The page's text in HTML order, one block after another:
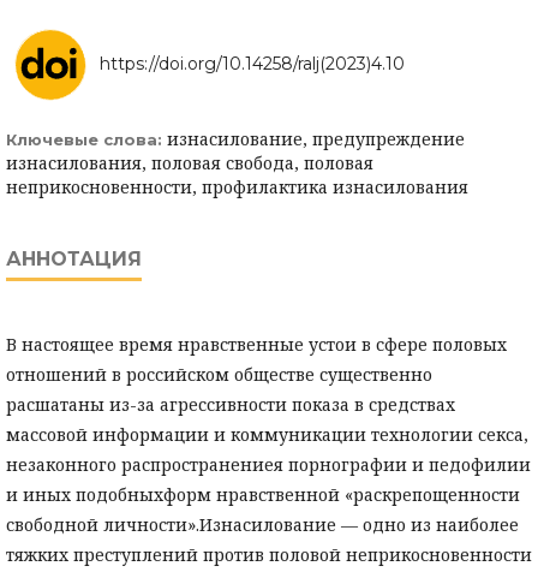
https://doi.org/10.14258/ralj(2023)4.10
Ключевые слова: изнасилование, предупреждение
изнасилования, половая свобода, половая
неприкосновенности, профилактика изнасилования
АННОТАЦИЯ
В настоящее время нравственные устои в сфере половых
отношений в российском обществе существенно
расшатаны из-за агрессивности показа в средствах
массовой информации и коммуникации технологии секса,
незаконного распространениея порнографии и педофилии
и иных подобныхформ нравственной «раскрепощенности
свободной личности».Изнасилование — одно из наиболее
тяжких преступлений против половой неприкосновенности